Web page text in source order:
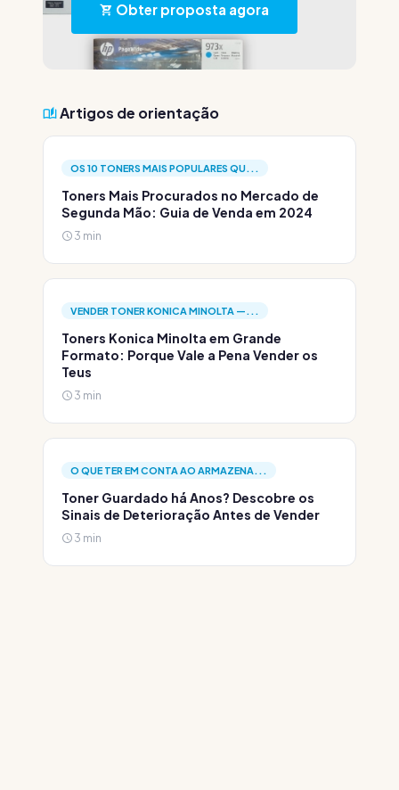
Obter proposta agora
Artigos de orientação
OS 10 TONERS MAIS POPULARES QU...
Toners Mais Procurados no Mercado de
Segunda Mão: Guia de Venda em 2024
3 min
VENDER TONER KONICA MINOLTA —...
Toners Konica Minolta em Grande
Formato: Porque Vale a Pena Vender os
Teus
3 min
O QUE TER EM CONTA AO ARMAZENA...
Toner Guardado há Anos? Descobre os
Sinais de Deterioração Antes de Vender
3 min